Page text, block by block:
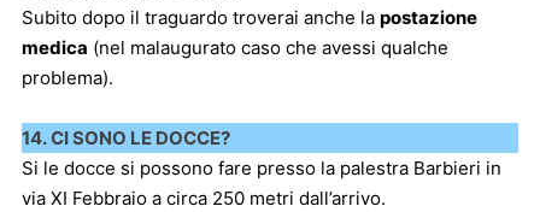
Subito dopo il traguardo troverai anche la postazione
medica (nel malaugurato caso che avessi qualche
problema).
14. CI SONO LE DOCCE?
Si le docce si possono fare presso la palestra Barbieri in
via XI Febbraio a circa 250 metri dall’arrivo.